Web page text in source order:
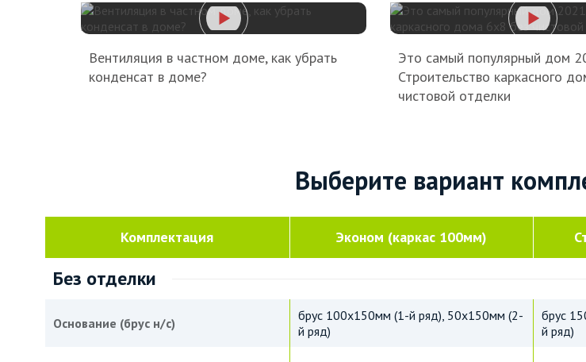
Вентиляция в частном доме, как убрать
конденсат в доме?
Это самый популярный дом
Строительство каркасного
чистовой отделки
Выберите вариант
Комплектация
Без отделки
Основание (брус н/с)
Эконом (каркас 100мм)
брус 100х150мм (1-й ряд), 50х150мм (2-
й ряд)
брус
й ряд)